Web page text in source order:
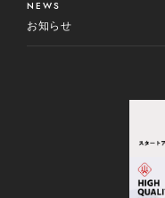
NEWS
お知らせ